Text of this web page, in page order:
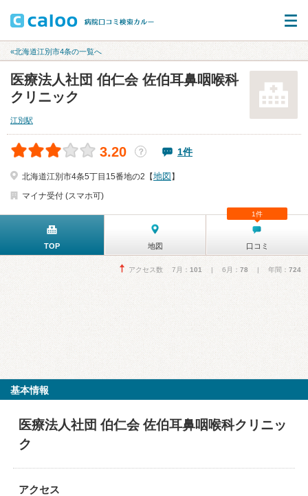
«北海道江別市4条の一覧へ
医療法人社団 伯仁会 佐伯耳鼻咽喉科
クリニック
江別駅
3.20 ？ 1件
北海道江別市4条5丁目15番地の2【地図 】
マイナ受付 (スマホ可)
TOP 地図 口コミ
1件
アクセス数 7月： 101 | 6月： 78 | 年間： 724
基本情報
医療法人社団 伯仁会 佐伯耳鼻咽喉科クリニッ
ク
アクセス